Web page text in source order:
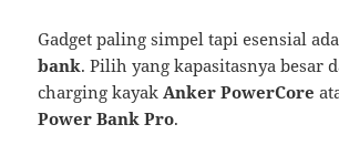
Gadget paling simpel tapi esensial
bank. Pilih yang kapasitasnya besar
charging kayak Anker PowerCore
Power Bank Pro.